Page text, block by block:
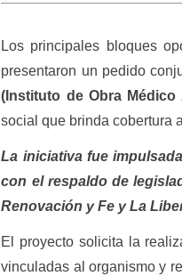
Los principales bloques
presentaron un pedido
(Instituto de Obra Médico
social que brinda cobertura
La iniciativa fue
con el respaldo de
Renovación y Fe y La
El proyecto solicita la
vinculadas al organismo y